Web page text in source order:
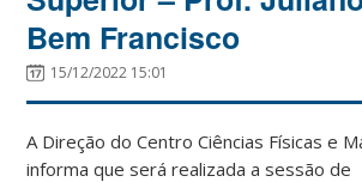
Bem Francisco
15/12/2022 15:01
A Direção do Centro Ciências Físicas e
informa que será realizada a sessão de